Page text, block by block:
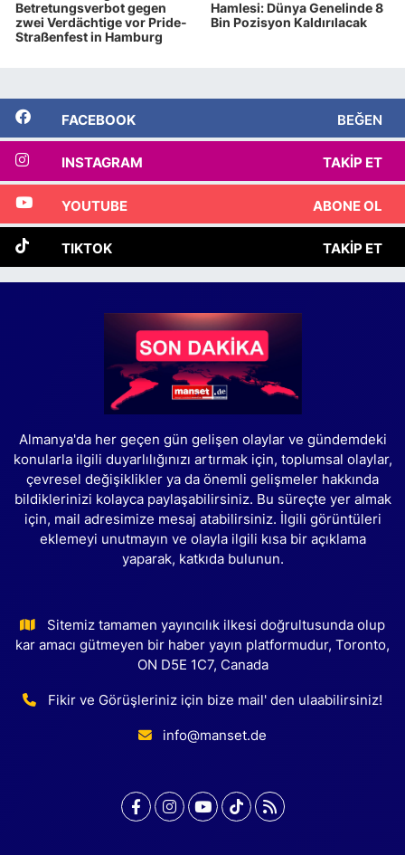
Betretungsverbot gegen
zwei Verdächtige vor Pride-
Straßenfest in Hamburg
Hamlesi: Dünya Genelinde 8
Bin Pozisyon Kaldırılacak
FACEBOOK BEĞEN
INSTAGRAM TAKIP ET
YOUTUBE ABONE OL
TIKTOK TAKIP ET
Almanya'da her geçen gün gelişen olaylar ve gündemdeki
konularla ilgili duyarlılığınızı artırmak için, toplumsal olaylar,
çevresel değişiklikler ya da önemli gelişmeler hakkında
bildiklerinizi kolayca paylaşabilirsiniz. Bu süreçte yer almak
için, mail adresimize mesaj atabilirsiniz. İlgili görüntüleri
eklemeyi unutmayın ve olayla ilgili kısa bir açıklama
yaparak, katkıda bulunun.
Sitemiz tamamen yayıncılık ilkesi doğrultusunda olup
kar amacı gütmeyen bir haber yayın platformudur, Toronto,
ON D5E 1C7, Canada
Fikir ve Görüşleriniz için bize mail' den ulaabilirsiniz!
info@manset.de